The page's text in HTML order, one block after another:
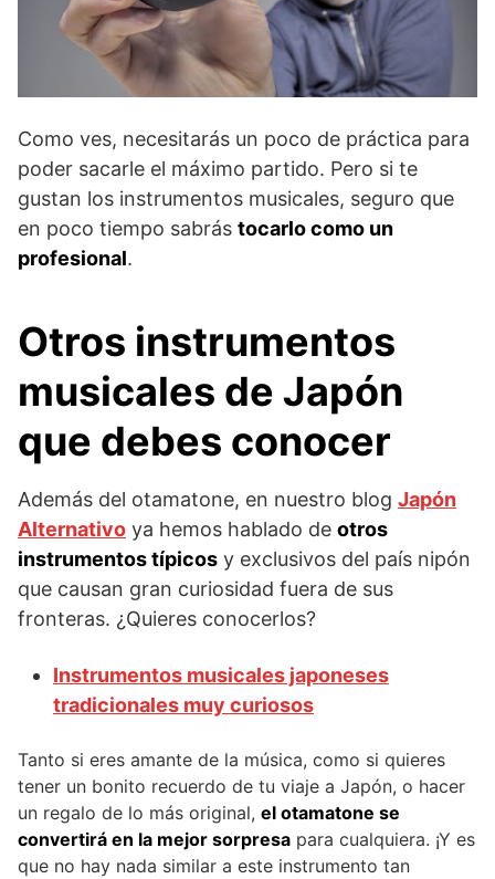
Como ves, necesitarás un poco de práctica para
poder sacarle el máximo partido. Pero si te
gustan los instrumentos musicales, seguro que
en poco tiempo sabrás tocarlo como un
profesional.
Otros instrumentos
musicales de Japón
que debes conocer
Además del otamatone, en nuestro blog Japón
Alternativo ya hemos hablado de otros
instrumentos típicos y exclusivos del país nipón
que causan gran curiosidad fuera de sus
fronteras. ¿Quieres conocerlos?
Instrumentos musicales japoneses
tradicionales muy curiosos
Tanto si eres amante de la música, como si quieres
tener un bonito recuerdo de tu viaje a Japón, o hacer
un regalo de lo más original, el otamatone se
convertirá en la mejor sorpresa para cualquiera. ¡Y es
que no hay nada similar a este instrumento tan